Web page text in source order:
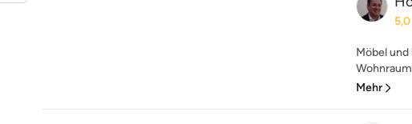
5,0
Möbel
Mehr